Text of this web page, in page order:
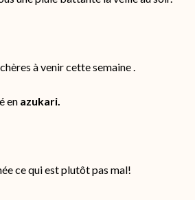
à venir cette semaine .
enazukari.
ce qui est plutôt pas mal!